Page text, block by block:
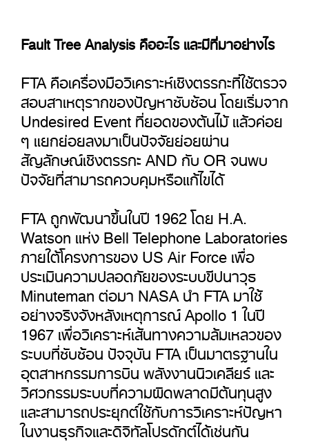
Fault Tree Analysis คืออะไร และมีที่มาอย่างไร
FTA คือเครื่องมือวิเคราะห์เชิงตรรกะที่ใช้ตรวจ
สอบสาเหตุรากของปัญหาซับซ้อน โดยเริ่มจาก
Undesired Event ที่ยอดของต้นไม้ แล้วค่อย
ๆ แยกย่อยลงมาเป็นปัจจัยย่อยผ่าน
สัญลักษณ์เชิงตรรกะ AND กับ OR จนพบ
ปัจจัยที่สามารถควบคุมหรือแก้ไขได้
FTA ถูกพัฒนาขึ้นในปี 1962 โดย H.A.
Watson แห่ง Bell Telephone Laboratories
ภายใต้โครงการของ US Air Force เพื่อ
ประเมินความปลอดภัยของระบบขีปนาวุธ
Minuteman ต่อมา NASA นำ FTA มาใช้
อย่างจริงจังหลังเหตุการณ์ Apollo 1 ในปี
1967 เพื่อวิเคราะห์เส้นทางความล้มเหลวของ
ระบบที่ซับซ้อน ปัจจุบัน FTA เป็นมาตรฐานใน
อุตสาหกรรมการบิน พลังงานนิวเคลียร์ และ
วิศวกรรมระบบที่ความผิดพลาดมีต้นทุนสูง
และสามารถประยุกต์ใช้กับการวิเคราะห์ปัญหา
ในงานธุรกิจและดิจิทัลโปรดักต์ได้เช่นกัน